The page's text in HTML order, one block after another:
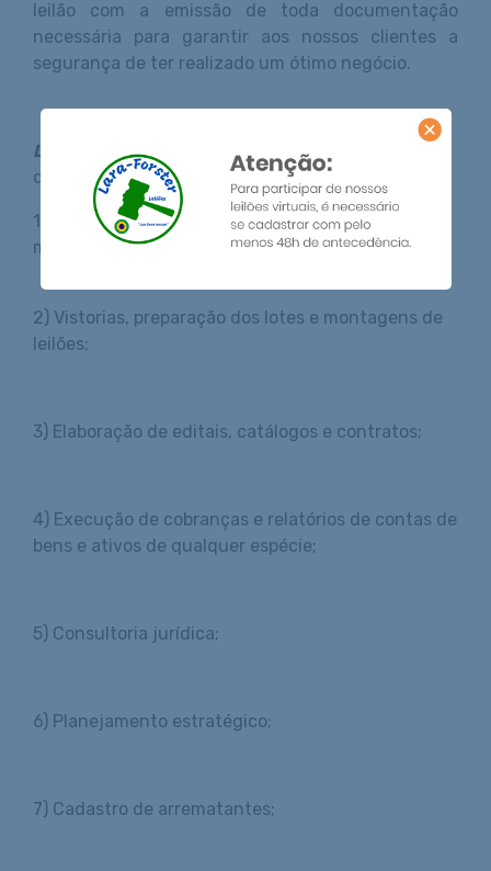
leilão com a emissão de toda documentação
necessária para garantir aos nossos clientes a
segurança de ter realizado um ótimo negócio.
Leilões Lara Forster
presta um serviço
diferenciado, que contempla:
1) Consultoria em avaliação e venda de bens
móveis e imóveis;
2) Vistorias, preparação dos lotes e montagens de
leilões;
3) Elaboração de editais, catálogos e contratos;
4) Execução de cobranças e relatórios de contas de
bens e ativos de qualquer espécie;
5) Consultoria jurídica;
6) Planejamento estratégico;
7) Cadastro de arrematantes;